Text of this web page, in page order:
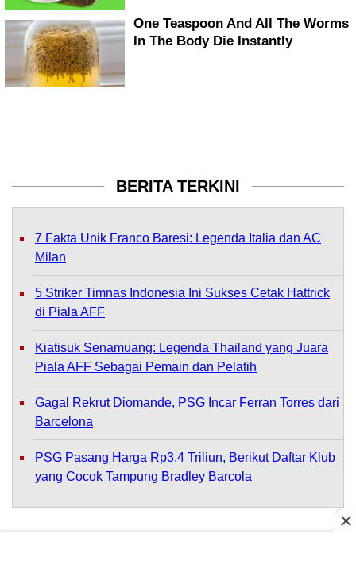
BERITA TERKINI
7 Fakta Unik Franco Baresi: Legenda Italia dan AC
Milan
5 Striker Timnas Indonesia Ini Sukses Cetak Hattrick
di Piala AFF
Kiatisuk Senamuang: Legenda Thailand yang Juara
Piala AFF Sebagai Pemain dan Pelatih
Gagal Rekrut Diomande, PSG Incar Ferran Torres dari
Barcelona
PSG Pasang Harga Rp3,4 Triliun, Berikut Daftar Klub
yang Cocok Tampung Bradley Barcola